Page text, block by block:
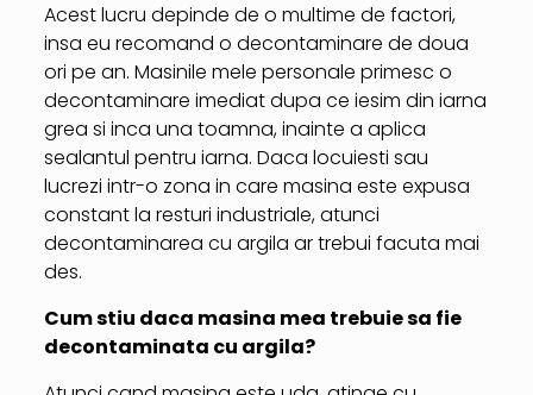
Acest lucru depinde de o multime de factori,
insa eu recomand o decontaminare de doua
ori pe an. Masinile mele personale primesc o
decontaminare imediat dupa ce iesim din iarna
grea si inca una toamna, inainte a aplica
sealantul pentru iarna. Daca locuiesti sau
lucrezi intr-o zona in care masina este expusa
constant la resturi industriale, atunci
decontaminarea cu argila ar trebui facuta mai
des.
Cum stiu daca masina mea trebuie sa fie
decontaminata cu argila?